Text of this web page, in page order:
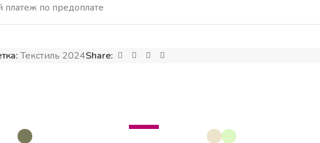
по предоплате
Текстиль 2024Share:
-82%